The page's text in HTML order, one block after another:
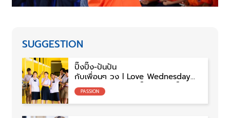
SUGGESTION
ปิ๊งปิ๊ง-ปันปัน
กับเพื่อนๆ วง l Love Wednesday
และบทเรียนสำคัญ “เป็นตัวเอง เป็น
ธรรมชาติ”
PASSION